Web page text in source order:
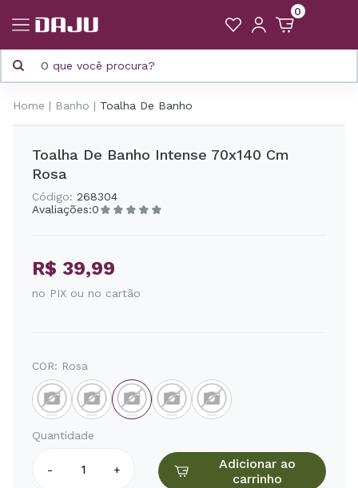
0
Home Banho Toalha De Banho
Toalha De Banho Intense 70x140 Cm
Rosa
Código: 268304
Avaliações:0
R$ 39,99
no PIX ou no cartão
COR: Rosa
Quantidade
- +
Adicionar ao
carrinho